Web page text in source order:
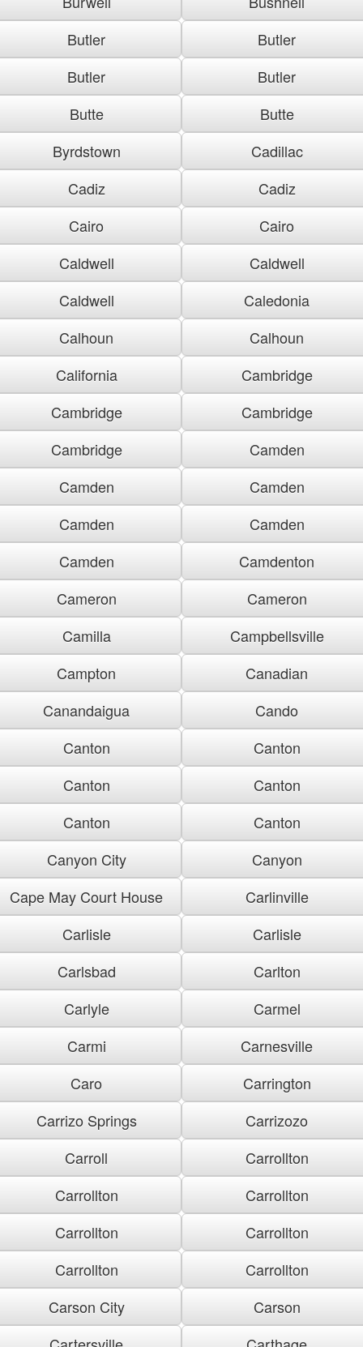
Butler
Butler
Butler
Butler
Butte
Butte
Byrdstown
Cadillac
Cadiz
Cadiz
Cairo
Cairo
Caldwell
Caldwell
Caldwell
Caledonia
Calhoun
Calhoun
California
Cambridge
Cambridge
Cambridge
Cambridge
Camden
Camden
Camden
Camden
Camden
Camden
Camdenton
Cameron
Cameron
Camilla
Campbellsville
Campton
Canadian
Canandaigua
Cando
Canton
Canton
Canton
Canton
Canton
Canton
Canyon City
Canyon
Cape May Court House
Carlinville
Carlisle
Carlisle
Carlsbad
Carlton
Carlyle
Carmel
Carmi
Carnesville
Caro
Carrington
Carrizo Springs
Carrizozo
Carroll
Carrollton
Carrollton
Carrollton
Carrollton
Carrollton
Carrollton
Carrollton
Carson City
Carson